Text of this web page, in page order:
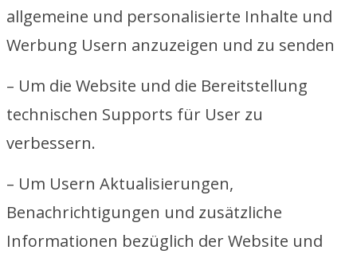
allgemeine und personalisierte Inhalte und
Werbung Usern anzuzeigen und zu senden
– Um die Website und die Bereitstellung
technischen Supports für User zu
verbessern.
– Um Usern Aktualisierungen,
Benachrichtigungen und zusätzliche
Informationen bezüglich der Website und